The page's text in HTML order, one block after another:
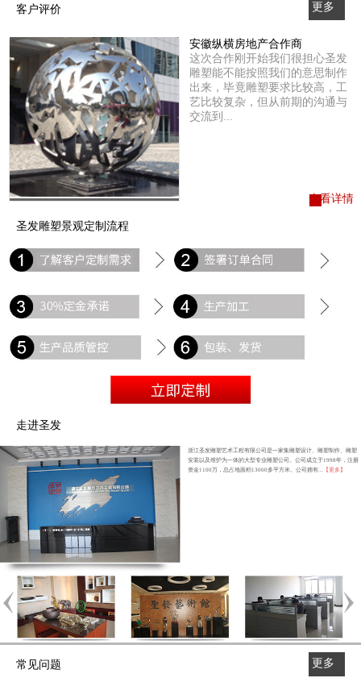
客户评价
更多
查看详情
安徽纵横房地产合作商
这次合作刚开始我们很担心圣发
雕塑能不能按照我们的意思制作
出来，毕竟雕塑要求比较高，工
艺比较复杂，但从前期的沟通与
交流到...
圣发雕塑景观定制流程
走进圣发
浙江圣发雕塑艺术工程有限公司是一家集雕塑设计、雕塑制作、雕塑
安装以及维护为一体的大型专业雕塑公司。公司成立于1998年，注册
资金1100万，总占地面积13000多平方米。公司拥有...
【更多】
常见问题
更多